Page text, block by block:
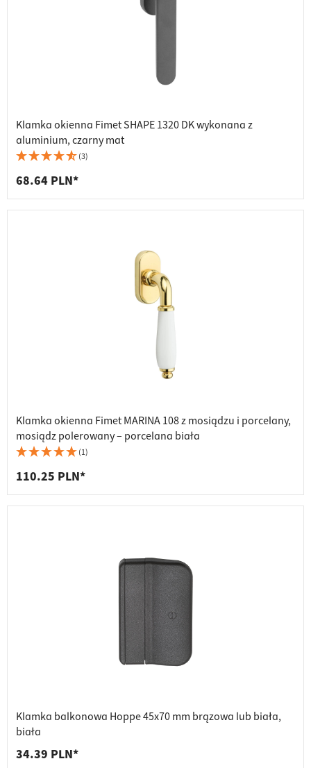
Klamka okienna Fimet SHAPE 1320 DK wykonana z
aluminium, czarny mat
(3)
68.64 PLN*
Klamka okienna Fimet MARINA 108 z mosiądzu i porcelany,
mosiądz polerowany – porcelana biała
(1)
110.25 PLN*
Klamka balkonowa Hoppe 45x70 mm brązowa lub biała,
biała
34.39 PLN*